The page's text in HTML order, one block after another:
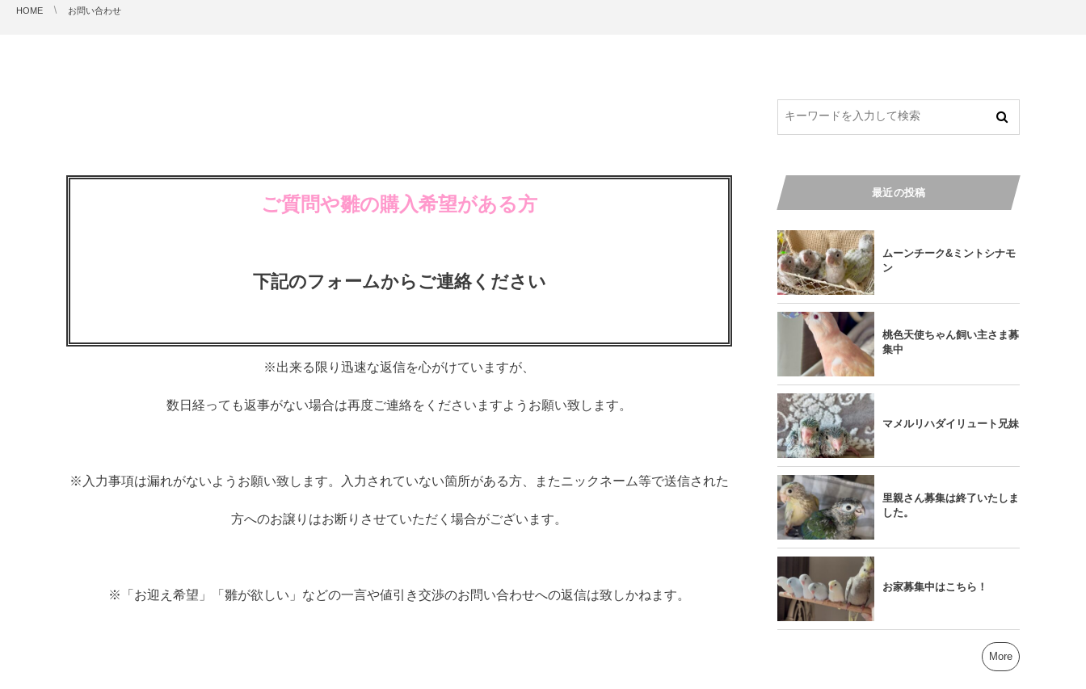
HOME お問い合わせ
ご質問や雛の購入希望がある方
下記のフォームからご連絡ください
※出来る限り迅速な返信を心がけていますが、
数日経っても返事がない場合は再度ご連絡をくださいますようお願い致します。
※入力事項は漏れがないようお願い致します。入力されていない箇所がある方、またニックネーム等で送信された
方へのお譲りはお断りさせていただく場合がございます。
※「お迎え希望」「雛が欲しい」などの一言や値引き交渉のお問い合わせへの返信は致しかねます。
最近の投稿
ムーンチーク&ミントシナモ
ン
桃色天使ちゃん飼い主さま募
集中
マメルリハダイリュート兄妹
里親さん募集は終了いたしま
した。
お家募集中はこちら！
More